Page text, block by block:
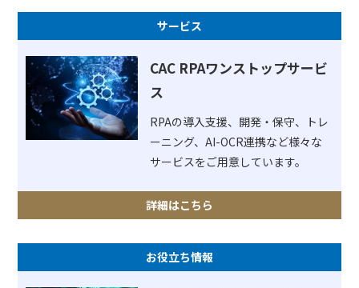
サービス
CAC RPAワンストップサービ
ス
RPAの導入支援、開発・保守、トレ
ーニング、AI-OCR連携など様々な
サービスをご用意しています。
詳細はこちら
お役立ち情報